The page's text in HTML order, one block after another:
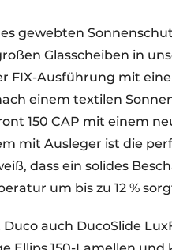
gewebten
Glasscheiben in
FIX-Ausführung mit
einem textilen
150 CAP mit einem
mit Ausleger ist die
dass ein solides
um bis zu 12 %
auch DucoSlide